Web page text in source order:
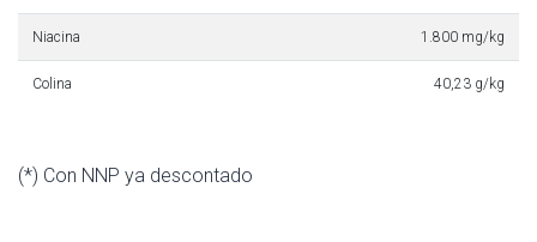
Niacina 1.800 mg/kg
Colina 40,23 g/kg
(*) Con NNP ya descontado